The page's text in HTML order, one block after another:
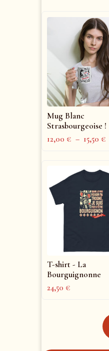
Mug Blanc
Strasbourgeoise !
12,00€ – 15,50€
T-shirt - La
Bourguignonne
24,50€